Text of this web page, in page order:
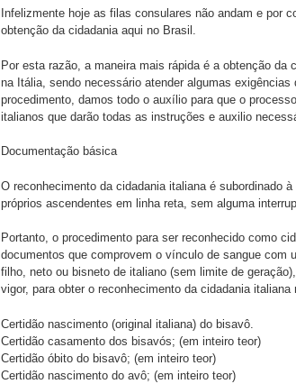
Infelizmente hoje as filas consulares não andam e por
obtenção da cidadania aqui no Brasil.
Por esta razão, a maneira mais rápida é a obtenção
na Itália, sendo necessário atender algumas
procedimento, damos todo o auxílio para que o
italianos que darão todas as instruções e auxilio
Documentação básica
O reconhecimento da cidadania italiana é subordinado
próprios ascendentes em linha reta, sem alguma
Portanto, o procedimento para ser reconhecido como
documentos que comprovem o vínculo de sangue com
filho, neto ou bisneto de italiano (sem limite de
vigor, para obter o reconhecimento da cidadania
Certidão nascimento (original italiana) do bisavô.
Certidão casamento dos bisavós; (em inteiro teor)
Certidão óbito do bisavô; (em inteiro teor)
Certidão nascimento do avô; (em inteiro teor)